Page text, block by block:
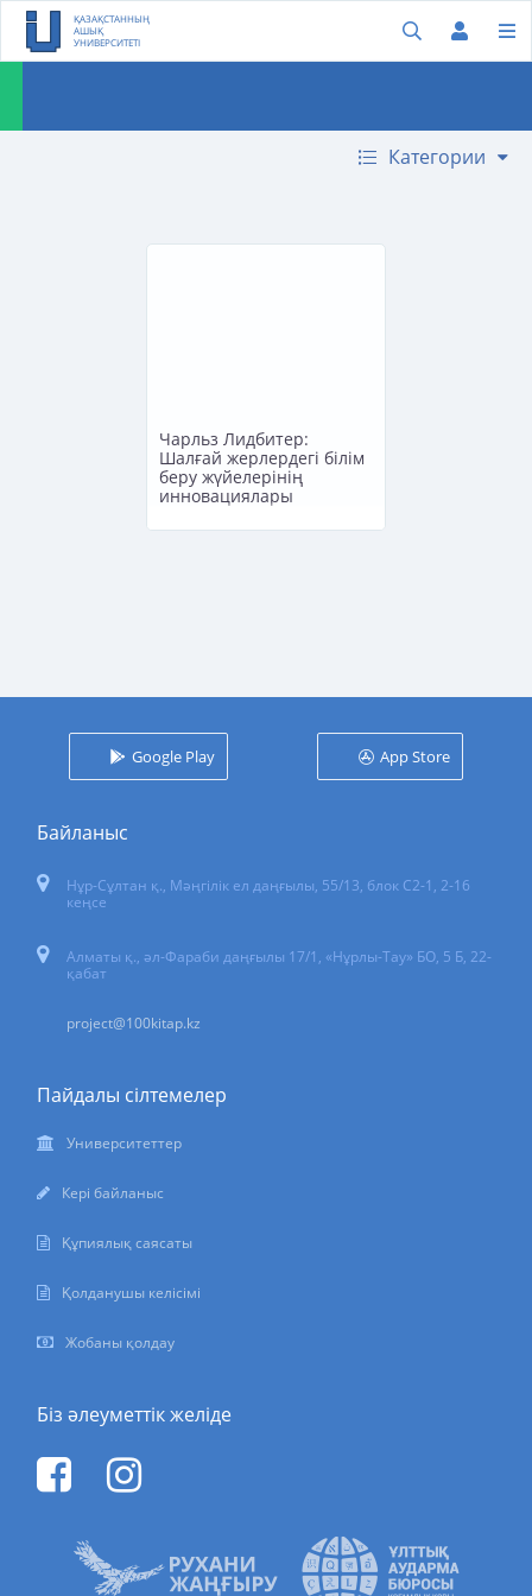
ҚАЗАҚСТАННЫҢ
АШЫҚ
УНИВЕРСИТЕТІ
Категории
Чарльз Лидбитер:
Шалғай жерлердегі білім
беру жүйелерінің
инновациялары
Google Play App Store
Байланыс
Нұр-Сұлтан қ., Мәңгілік ел даңғылы, 55/13, блок С2-1, 2-16
кеңсе
Алматы қ., әл-Фараби даңғылы 17/1, «Нұрлы-Тау» БО, 5 Б, 22-
қабат
project@100kitap.kz
Пайдалы сілтемелер
Университеттер
Кері байланыс
Құпиялық саясаты
Қолданушы келісімі
Жобаны қолдау
Біз әлеуметтік желіде